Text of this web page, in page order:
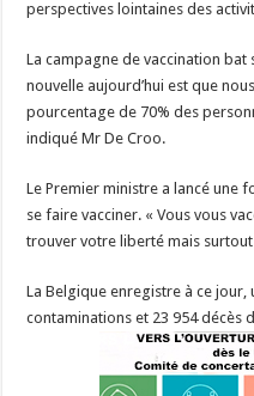
perspectives lointaines des
La campagne de vaccination bat
nouvelle aujourd’hui est que
pourcentage de 70% des
indiqué Mr De Croo.
Le Premier ministre a lancé une
se faire vacciner. « Vous vous
trouver votre liberté mais
La Belgique enregistre à ce jour,
contaminations et 23 954 décès